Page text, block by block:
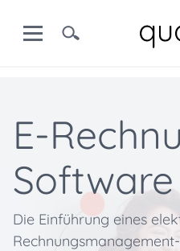
E-
Software
Die Einführung eines